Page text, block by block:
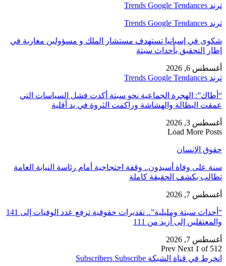
ترند Trends Google Tendances
ترند Trends Google Tendances
شكوى في إسبانيا تستهدف مستشار الملك و مسؤولين مغاربة في
إطار التحقيق بأحداث سبتة
أغسطس 6, 2026
ترند Trends Google Tendances
“أطاك”: الهجرة الجماعية نحو سبتة أكدت فشل السياسات التي
عمقت البطالة والهشاشة وراكمت الثروة في يد أقلية
أغسطس 3, 2026
Load More Posts
حقوق الإنسان
سنة على وفاة أسيدون.. وقفة احتجاجية أمام رئاسة النيابة العامة
تطالب بكشف الحقيقة كاملة
أغسطس 7, 2026
“أحداث سبتة ومليلية”.. تقديرات حقوقية ترفع عدد الوفيات إلى 141
والمعتقلين إلى أزيد من 111
أغسطس 7, 2026
Prev Next 1 of 512
انخرط في قناة الشبكة
Subscribers Subscribe